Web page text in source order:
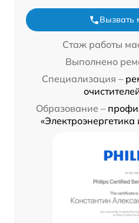
Вызвать
Стаж работы
Выполнено
Специализация –
Образование –
«Электроэнергетика